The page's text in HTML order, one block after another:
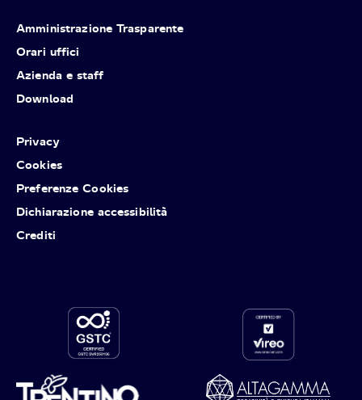
Amministrazione Trasparente
Orari uffici
Azienda e staff
Download
Privacy
Cookies
Preferenze Cookies
Dichiarazione accessibilità
Crediti